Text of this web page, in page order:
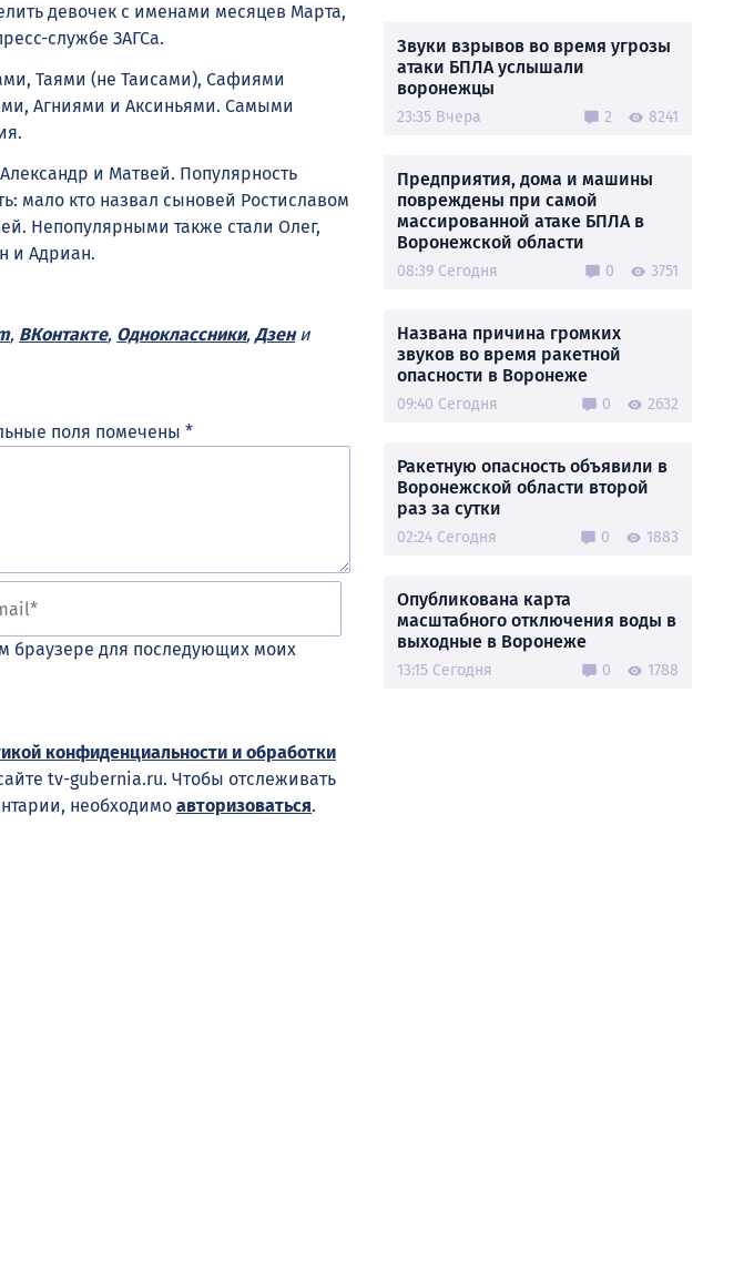
девочек с именами месяцев Марта,
службе ЗАГСа.
Таями (не Таисами), Сафиями
Агниями и Аксиньями. Самыми
и Матвей. Популярность
мало кто назвал сыновей Ростиславом
Непопулярными также стали Олег,
и Адриан.
, ВКонтакте, Одноклассники, Дзени
поля помечены *
браузере для последующих моих
конфиденциальности и обработки
tv-gubernia.ru. Чтобы отслеживать
необходимо авторизоваться.
Звуки взрывов во время угрозы
атаки БПЛА услышали
воронежцы
23:35 Вчера 2 8241
Предприятия, дома и машины
повреждены при самой
массированной атаке БПЛА в
Воронежской области
08:39 Сегодня 0 3751
Названа причина громких
звуков во время ракетной
опасности в Воронеже
09:40 Сегодня 0 2632
Ракетную опасность объявили в
Воронежской области второй
раз за сутки
02:24 Сегодня 0 1883
Опубликована карта
масштабного отключения воды в
выходные в Воронеже
13:15 Сегодня 0 1788